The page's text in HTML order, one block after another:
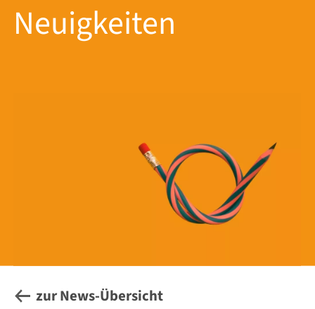
Neuigkeiten
zur News-Übersicht